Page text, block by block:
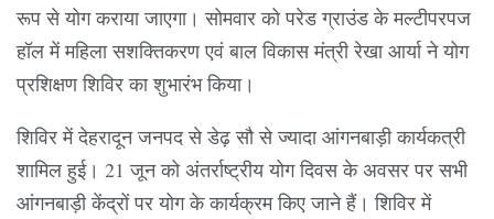
रूप से योग कराया जाएगा। सोमवार को परेड ग्राउंड के मल्टीपरपज
हॉल में महिला सशक्तिकरण एवं बाल विकास मंत्री रेखा आर्या ने योग
प्रशिक्षण शिविर का शुभारंभ किया।
शिविर में देहरादून जनपद से डेढ़ सौ से ज्यादा आंगनबाड़ी कार्यकत्री
शामिल हुई। 21 जून को अंतर्राष्ट्रीय योग दिवस के अवसर पर सभी
आंगनबाड़ी केंद्रों पर योग के कार्यक्रम किए जाने हैं। शिविर में